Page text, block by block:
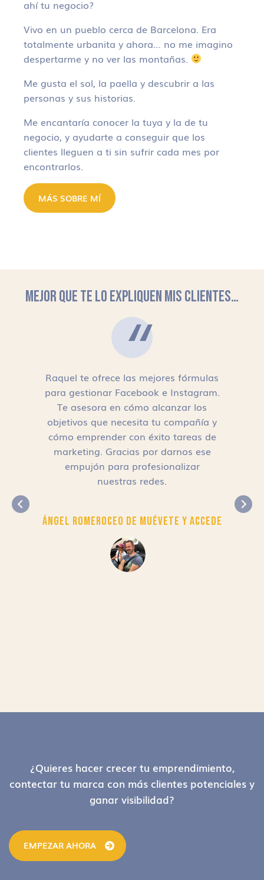
ahí tu negocio?
Vivo en un pueblo cerca de Barcelona. Era
totalmente urbanita y ahora… no me imagino
despertarme y no ver las montañas.
Me gusta el sol, la paella y descubrir a las
personas y sus historias.
Me encantaría conocer la tuya y la de tu
negocio, y ayudarte a conseguir que los
clientes lleguen a ti sin sufrir cada mes por
encontrarlos.
MÁS SOBRE MÍ
MEJOR QUE TE LO EXPLIQUEN MIS CLIENTES…
Raquel te ofrece las mejores fórmulas
para gestionar Facebook e Instagram.
Te asesora en cómo alcanzar los
objetivos que necesita tu compañía y
cómo emprender con éxito tareas de
marketing. Gracias por darnos ese
empujón para profesionalizar
nuestras redes.
Ángel RomeroCEO de Muévete y Accede
Footer¿Quieres hacer crecer tu emprendimiento,
contectar tu marca con más clientes potenciales y
ganar visibilidad?
EMPEZAR AHORA